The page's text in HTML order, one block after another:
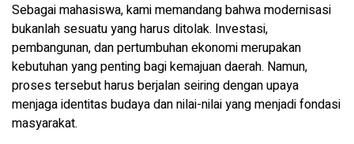
Sebagai mahasiswa, kami memandang bahwa modernisasi
bukanlah sesuatu yang harus ditolak. Investasi,
pembangunan, dan pertumbuhan ekonomi merupakan
kebutuhan yang penting bagi kemajuan daerah. Namun,
proses tersebut harus berjalan seiring dengan upaya
menjaga identitas budaya dan nilai-nilai yang menjadi fondasi
masyarakat.